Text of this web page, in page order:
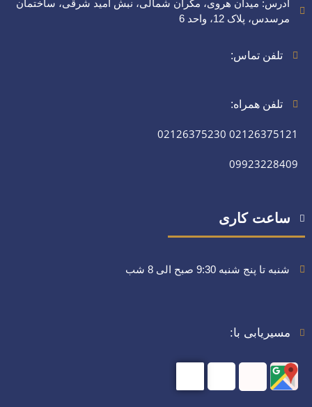
آدرس: میدان هروی، مکران شمالی، نبش امید شرقی، ساختمان
مرسدس، پلاک 12، واحد 6
تلفن تماس:
تلفن همراه:
02126375121
02126375230
09923228409
ساعت کاری
شنبه تا پنج شنبه 9:30 صبح الی 8 شب
مسیریابی با: